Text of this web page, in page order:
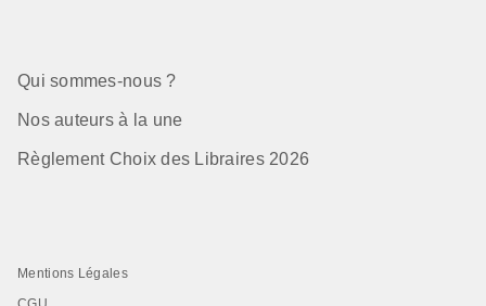
Qui sommes-nous ?
Nos auteurs à la une
Règlement Choix des Libraires 2026
Mentions Légales